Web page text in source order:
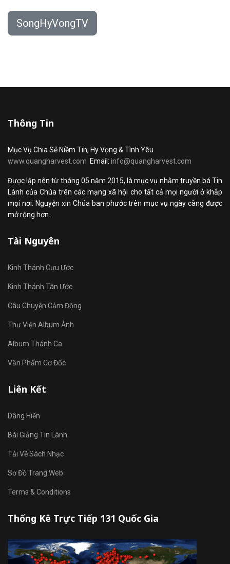
SongHyVongTV
Thông Tin
Mục Vụ Chia Sẻ Niềm Tin, Hy Vọng & Tình Yêu
www.quangharvest.com Email: info@quangharvest.com
Được lập nên từ tháng 05 năm 2015, là mục vụ nhằm truyền bá Tin
Lành của Chúa trên các mạng xã hội cho tất cả mọi người ở khắp
mọi nơi. Nguyện xin Chúa ban phước trên mục vụ ngày càng được
mở rộng hơn.
Tài Nguyên
Kinh Thánh Cựu Ước
Kinh Thánh Tân Ước
Câu Chuyện Cảm Động
Thư Viện Album Ảnh
Album Thánh Ca
Văn Phẩm Cơ Đốc
Liên Kết
Dâng Hiến
Bài Giảng Tin Lành
Tải Về Sách Nhạc
Sơ Đồ Trang Web
Terms & Conditions
Thống Kê Trực Tiếp 131 Quốc Gia